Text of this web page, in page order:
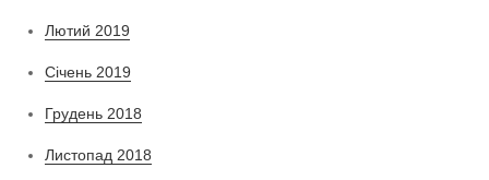
Лютий 2019
Січень 2019
Грудень 2018
Листопад 2018